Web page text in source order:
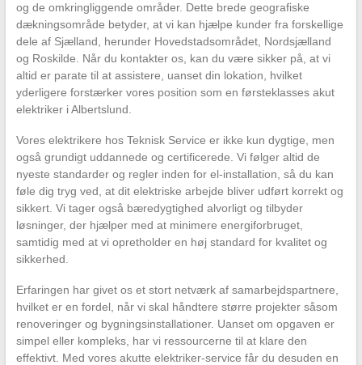
og de omkringliggende områder. Dette brede geografiske
dækningsområde betyder, at vi kan hjælpe kunder fra forskellige
dele af Sjælland, herunder Hovedstadsområdet, Nordsjælland
og Roskilde. Når du kontakter os, kan du være sikker på, at vi
altid er parate til at assistere, uanset din lokation, hvilket
yderligere forstærker vores position som en førsteklasses akut
elektriker i Albertslund.
Vores elektrikere hos Teknisk Service er ikke kun dygtige, men
også grundigt uddannede og certificerede. Vi følger altid de
nyeste standarder og regler inden for el-installation, så du kan
føle dig tryg ved, at dit elektriske arbejde bliver udført korrekt og
sikkert. Vi tager også bæredygtighed alvorligt og tilbyder
løsninger, der hjælper med at minimere energiforbruget,
samtidig med at vi opretholder en høj standard for kvalitet og
sikkerhed.
Erfaringen har givet os et stort netværk af samarbejdspartnere,
hvilket er en fordel, når vi skal håndtere større projekter såsom
renoveringer og bygningsinstallationer. Uanset om opgaven er
simpel eller kompleks, har vi ressourcerne til at klare den
effektivt. Med vores akutte elektriker-service får du desuden en